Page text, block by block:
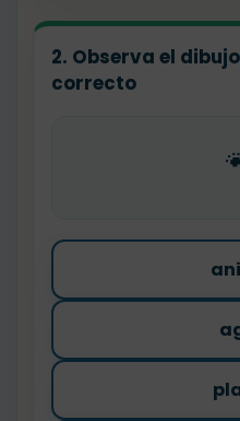
2. Observa el
correcto